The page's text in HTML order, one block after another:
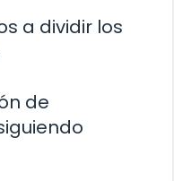
a dividir los
de